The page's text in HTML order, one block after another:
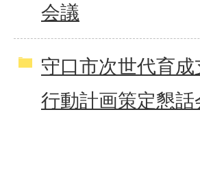
会議
守口市次世代育成
行動計画策定懇話